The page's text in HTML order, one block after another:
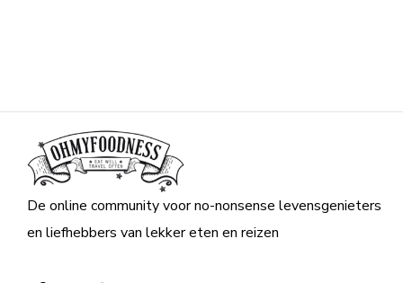
De online community voor no-nonsense levensgenieters
en liefhebbers van lekker eten en reizen